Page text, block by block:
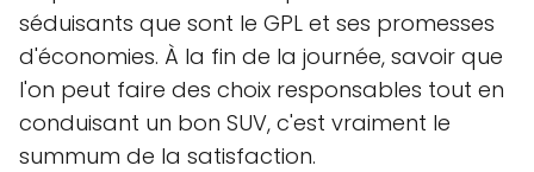
séduisants que sont le GPL et ses promesses
d'économies. À la fin de la journée, savoir que
l'on peut faire des choix responsables tout en
conduisant un bon SUV, c'est vraiment le
summum de la satisfaction.